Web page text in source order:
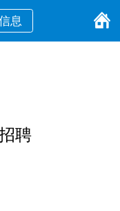
息
聘